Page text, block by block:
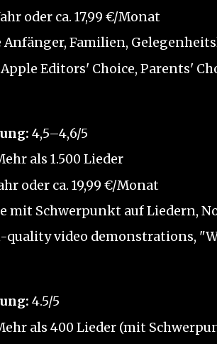
oder ca. 17,99 €/Monat
Anfänger, Familien,
Apple Editors' Choice, Parents'
4,5–4,6/5
als 1.500 Lieder
oder ca. 19,99 €/Monat
mit Schwerpunkt auf Liedern,
quality video demonstrations,
4.5/5
als 400 Lieder (mit